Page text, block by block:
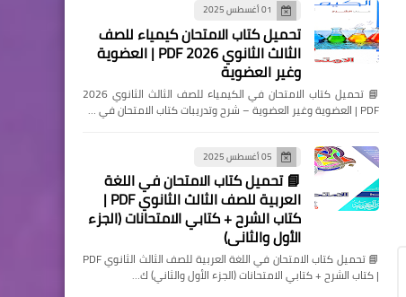
01 أغسطس 2025
تحميل كتاب الامتحان كيمياء للصف
الثالث الثانوي 2026 PDF | العضوية
وغير العضوية
📘 تحميل كتاب الامتحان في الكيمياء للصف الثالث الثانوي 2026
PDF | العضوية وغير العضوية – شرح وتدريبات كتاب الامتحان في …
05 أغسطس 2025
📘 تحميل كتاب الامتحان في اللغة
العربية للصف الثالث الثانوي PDF |
كتاب الشرح + كتابي الامتحانات (الجزء
الأول والثاني)
📘 تحميل كتاب الامتحان في اللغة العربية للصف الثالث الثانوي PDF
| كتاب الشرح + كتابي الامتحانات (الجزء الأول والثاني) ك…